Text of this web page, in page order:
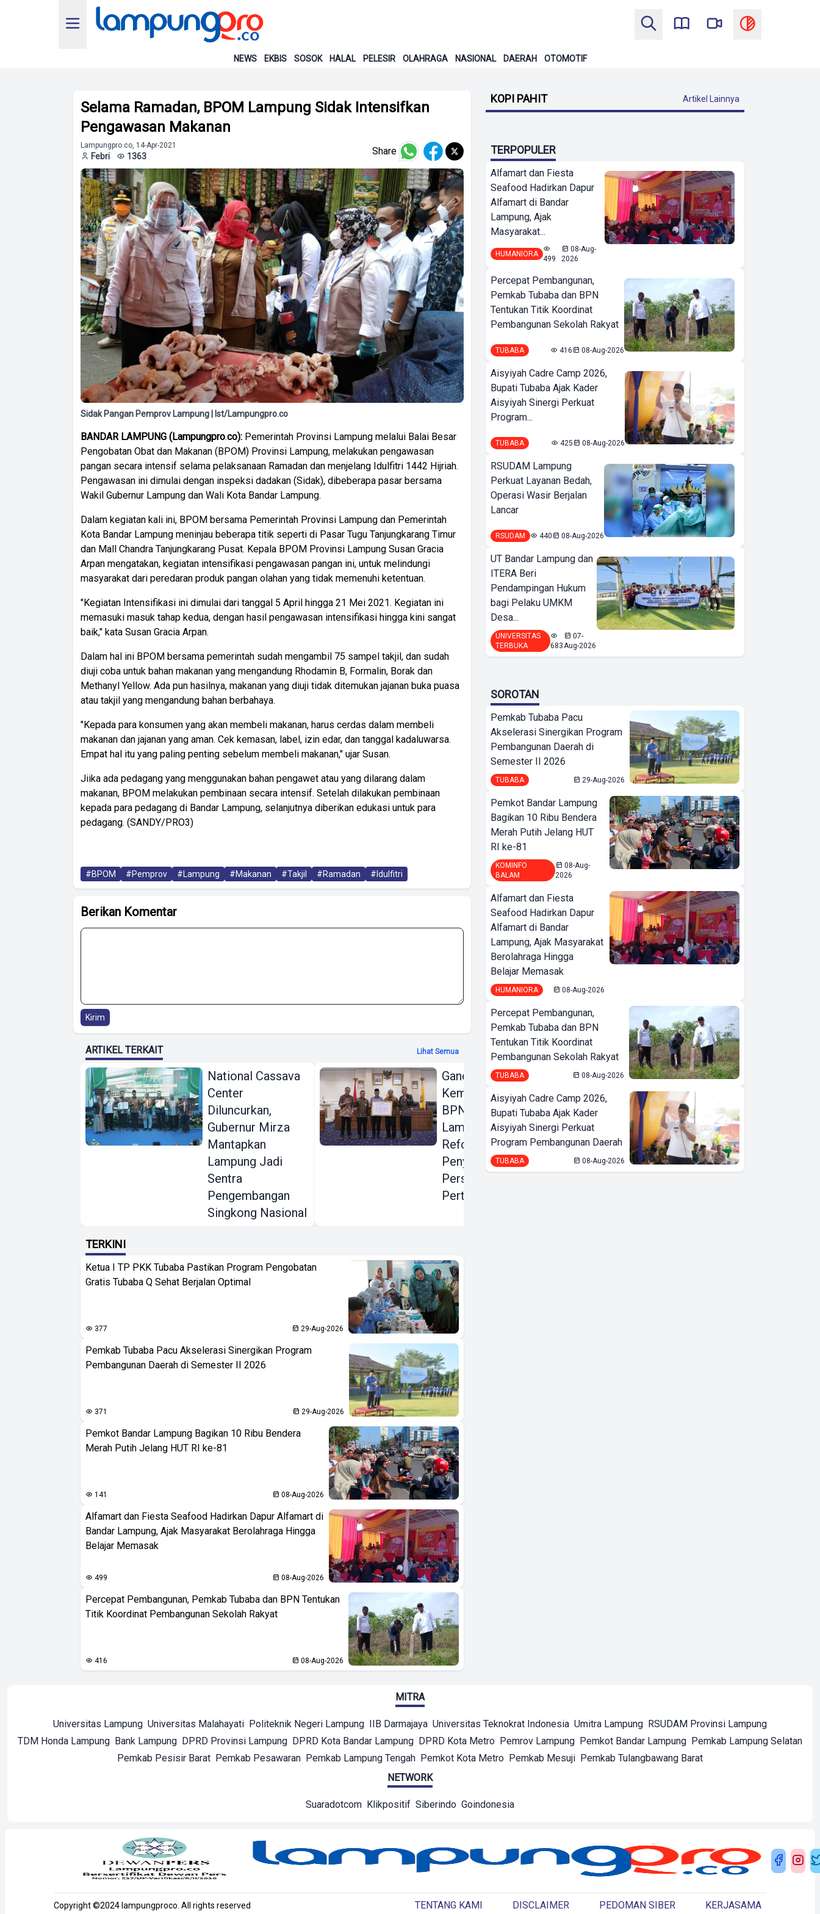
NEWS EKBIS SOSOK HALAL PELESIR OLAHRAGA NASIONAL DAERAH OTOMOTIF
Selama Ramadan, BPOM Lampung Sidak Intensifkan
Pengawasan Makanan
Lampungpro.co, 14-Apr-2021
Febri 1363 Share
Sidak Pangan Pemprov Lampung | Ist/Lampungpro.co
BANDAR LAMPUNG (Lampungpro.co): Pemerintah Provinsi Lampung melalui Balai Besar
Pengobatan Obat dan Makanan (BPOM) Provinsi Lampung, melakukan pengawasan
pangan secara intensif selama pelaksanaan Ramadan dan menjelang Idulfitri 1442 Hijriah.
Pengawasan ini dimulai dengan inspeksi dadakan (Sidak), dibeberapa pasar bersama
Wakil Gubernur Lampung dan Wali Kota Bandar Lampung.
Dalam kegiatan kali ini, BPOM bersama Pemerintah Provinsi Lampung dan Pemerintah
Kota Bandar Lampung meninjau beberapa titik seperti di Pasar Tugu Tanjungkarang Timur
dan Mall Chandra Tanjungkarang Pusat. Kepala BPOM Provinsi Lampung Susan Gracia
Arpan mengatakan, kegiatan intensifikasi pengawasan pangan ini, untuk melindungi
masyarakat dari peredaran produk pangan olahan yang tidak memenuhi ketentuan.
"Kegiatan Intensifikasi ini dimulai dari tanggal 5 April hingga 21 Mei 2021. Kegiatan ini
memasuki masuk tahap kedua, dengan hasil pengawasan intensifikasi hingga kini sangat
baik," kata Susan Gracia Arpan.
Dalam hal ini BPOM bersama pemerintah sudah mengambil 75 sampel takjil, dan sudah
diuji coba untuk bahan makanan yang mengandung Rhodamin B, Formalin, Borak dan
Methanyl Yellow. Ada pun hasilnya, makanan yang diuji tidak ditemukan jajanan buka puasa
atau takjil yang mengandung bahan berbahaya.
"Kepada para konsumen yang akan membeli makanan, harus cerdas dalam membeli
makanan dan jajanan yang aman. Cek kemasan, label, izin edar, dan tanggal kadaluwarsa.
Empat hal itu yang paling penting sebelum membeli makanan," ujar Susan.
Jiika ada pedagang yang menggunakan bahan pengawet atau yang dilarang dalam
makanan, BPOM melakukan pembinaan secara intensif. Setelah dilakukan pembinaan
kepada para pedagang di Bandar Lampung, selanjutnya diberikan edukasi untuk para
pedagang. (SANDY/PRO3)
#BPOM #Pemprov #Lampung #Makanan #Takjil #Ramadan #Idulfitri
Berikan Komentar
Kirim
ARTIKEL TERKAIT Lihat Semua
National Cassava
Center
Diluncurkan,
Gubernur Mirza
Mantapkan
Lampung Jadi
Sentra
Pengembangan
Singkong Nasional
Gandeng KPK dan
Kementerian ATR
BPN, Pemprov
Lampung Dorong
Reformasi
Penyelesaian
Persoalan
Pertanahan
Wakil Gubernur
Lampung Jihan
Beri Remisi ke 45
Warga Binaan di
Bawah Umur di
LKPA
TERKINI
Ketua I TP PKK Tubaba Pastikan Program Pengobatan
Gratis Tubaba Q Sehat Berjalan Optimal
377 29-Aug-2026
Pemkab Tubaba Pacu Akselerasi Sinergikan Program
Pembangunan Daerah di Semester II 2026
371 29-Aug-2026
Pemkot Bandar Lampung Bagikan 10 Ribu Bendera
Merah Putih Jelang HUT RI ke-81
141 08-Aug-2026
Alfamart dan Fiesta Seafood Hadirkan Dapur Alfamart di
Bandar Lampung, Ajak Masyarakat Berolahraga Hingga
Belajar Memasak
499 08-Aug-2026
Percepat Pembangunan, Pemkab Tubaba dan BPN Tentukan
Titik Koordinat Pembangunan Sekolah Rakyat
416 08-Aug-2026
KOPI PAHIT Artikel Lainnya
TERPOPULER
Alfamart dan Fiesta
Seafood Hadirkan Dapur
Alfamart di Bandar
Lampung, Ajak
Masyarakat...
HUMANIORA
499
08-Aug-
2026
Percepat Pembangunan,
Pemkab Tubaba dan BPN
Tentukan Titik Koordinat
Pembangunan Sekolah Rakyat
TUBABA 416 08-Aug-2026
Aisyiyah Cadre Camp 2026,
Bupati Tubaba Ajak Kader
Aisyiyah Sinergi Perkuat
Program...
TUBABA 425 08-Aug-2026
RSUDAM Lampung
Perkuat Layanan Bedah,
Operasi Wasir Berjalan
Lancar
RSUDAM 440 08-Aug-2026
UT Bandar Lampung dan
ITERA Beri
Pendampingan Hukum
bagi Pelaku UMKM
Desa...
UNIVERSITAS
TERBUKA
683
07-
Aug-2026
SOROTAN
Pemkab Tubaba Pacu
Akselerasi Sinergikan Program
Pembangunan Daerah di
Semester II 2026
TUBABA 29-Aug-2026
Pemkot Bandar Lampung
Bagikan 10 Ribu Bendera
Merah Putih Jelang HUT
RI ke-81
KOMINFO
BALAM
08-Aug-
2026
Alfamart dan Fiesta
Seafood Hadirkan Dapur
Alfamart di Bandar
Lampung, Ajak Masyarakat
Berolahraga Hingga
Belajar Memasak
HUMANIORA 08-Aug-2026
Percepat Pembangunan,
Pemkab Tubaba dan BPN
Tentukan Titik Koordinat
Pembangunan Sekolah Rakyat
TUBABA 08-Aug-2026
Aisyiyah Cadre Camp 2026,
Bupati Tubaba Ajak Kader
Aisyiyah Sinergi Perkuat
Program Pembangunan Daerah
TUBABA 08-Aug-2026
MITRA
Universitas Lampung Universitas Malahayati Politeknik Negeri Lampung IIB Darmajaya Universitas Teknokrat Indonesia Umitra Lampung RSUDAM Provinsi Lampung
TDM Honda Lampung Bank Lampung DPRD Provinsi Lampung DPRD Kota Bandar Lampung DPRD Kota Metro Pemrov Lampung Pemkot Bandar Lampung Pemkab Lampung Selatan
Pemkab Pesisir Barat Pemkab Pesawaran Pemkab Lampung Tengah Pemkot Kota Metro Pemkab Mesuji Pemkab Tulangbawang Barat
NETWORK
Suaradotcom Klikpositif Siberindo Goindonesia
Copyright ©2024 lampungproco. All rights reserved TENTANG KAMI DISCLAIMER PEDOMAN SIBER KERJASAMA